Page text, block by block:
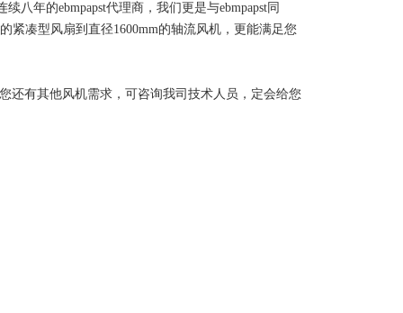
续八年的ebmpapst代理商，我们更是与ebmpapst同
紧凑型风扇到直径1600mm的轴流风机，更能满足您
还有其他风机需求，可咨询我司技术人员，定会给您